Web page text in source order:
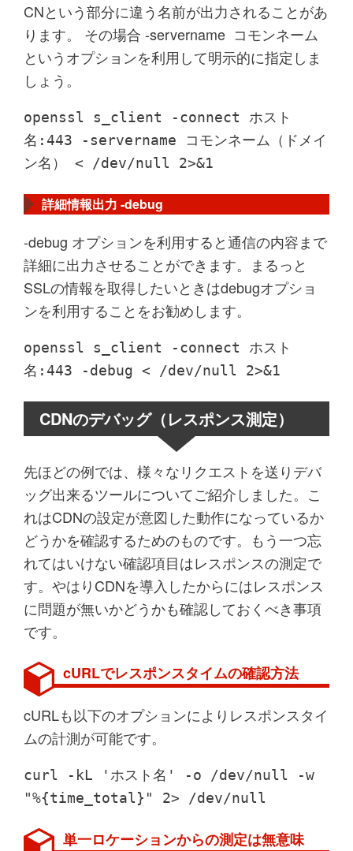
CNという部分に違う名前が出力されることがあ
ります。 その場合 -servername コモンネーム
というオプションを利用して明示的に指定しま
しょう。
openssl s_client -connect ホスト
名:443 -servername コモンネーム（ドメイ
ン名） < /dev/null 2>&1
詳細情報出力 -debug
-debug オプションを利用すると通信の内容まで
詳細に出力させることができます。まるっと
SSLの情報を取得したいときはdebugオプショ
ンを利用することをお勧めします。
openssl s_client -connect ホスト
名:443 -debug < /dev/null 2>&1
CDNのデバッグ（レスポンス測定）
先ほどの例では、様々なリクエストを送りデバ
ッグ出来るツールについてご紹介しました。こ
れはCDNの設定が意図した動作になっているか
どうかを確認するためのものです。もう一つ忘
れてはいけない確認項目はレスポンスの測定で
す。やはりCDNを導入したからにはレスポンス
に問題が無いかどうかも確認しておくべき事項
です。
cURLでレスポンスタイムの確認方法
cURLも以下のオプションによりレスポンスタイ
ムの計測が可能です。
curl -kL 'ホスト名' -o /dev/null -w
"%{time_total}" 2> /dev/null
単一ロケーションからの測定は無意味